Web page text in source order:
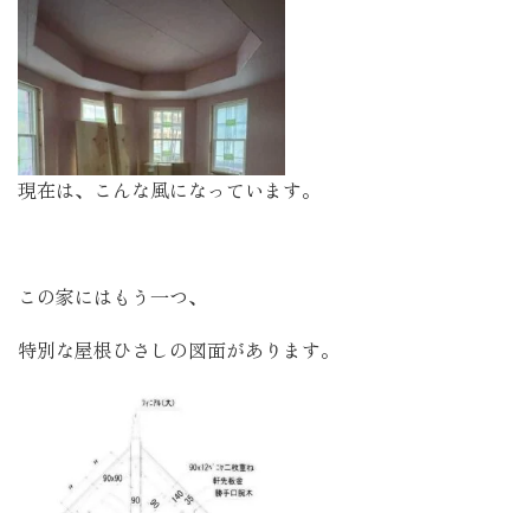
現在は、こんな風になっています。
この家にはもう一つ､
特別な屋根ひさしの図面があります。